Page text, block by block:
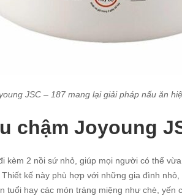
JSC – 187 mang lại giải pháp nấu ăn
chậm Joyoung
kèm 2 nồi sứ nhỏ, giúp mọi người có thể
kế này phù hợp với những gia đình
tuổi hay các món tráng miệng như chè, yến